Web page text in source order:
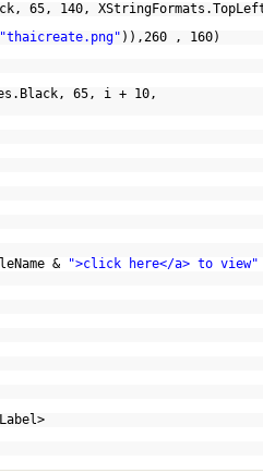
65, 140,
"thaicreate.png" )),260 , 160)
65, i + 10,
&
">click here</a> to view"